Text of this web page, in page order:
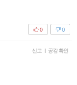
0
0
신고 | 공감 확인